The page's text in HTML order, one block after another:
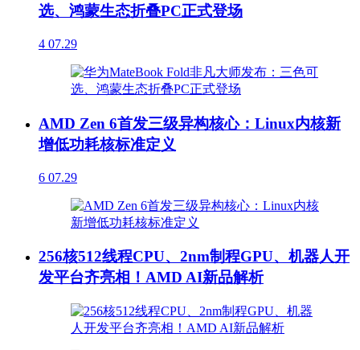
选、鸿蒙生态折叠PC正式登场
4 07.29
AMD Zen 6首发三级异构核心：Linux内核新
增低功耗核标准定义
6 07.29
256核512线程CPU、2nm制程GPU、机器人开
发平台齐亮相！AMD AI新品解析